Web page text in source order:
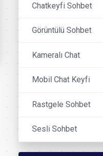
Chatkeyfi Sohbet
Görüntülü Sohbet
Kameralı Chat
Mobil Chat Keyfi
Rastgele Sohbet
Sesli Sohbet